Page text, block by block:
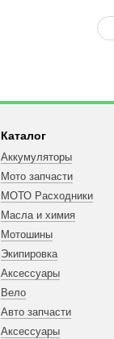
Каталог
Аккумуляторы
Мото запчасти
МОТО Расходники
Масла и химия
Мотошины
Экипировка
Аксессуары
Вело
Авто запчасти
Аксессуары